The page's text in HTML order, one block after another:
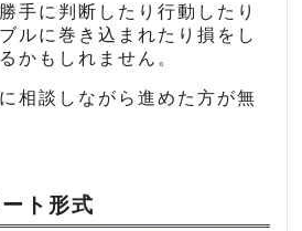
手に判断したり行動したり
ルに巻き込まれたり損をし
かもしれません。
相談しながら進めた方が無
ト形式